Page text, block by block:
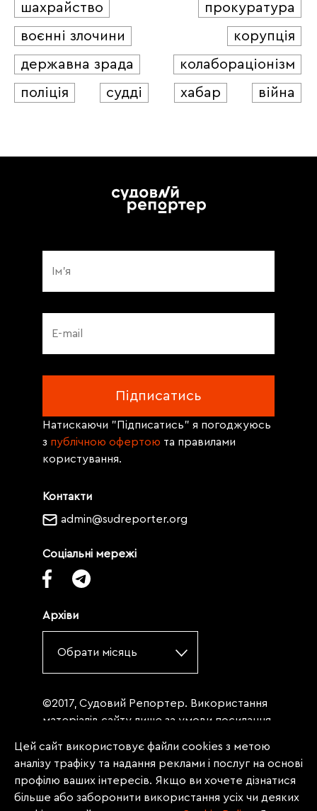
шахрайство
прокуратура
воєнні злочини
корупція
державна зрада
колабораціонізм
поліція
судді хабар війна
Контакти
admin@sudreporter.org
Соціальні мережі
Архіви
Обрати місяць
Натискаючи "Підписатись" я погоджуюсь
з публічною офертою та правилами
користування.
©2017, Судовий Репортер. Використання
матеріалів сайту лише за умови посилання
«Судовий репортер» не нижче третього
абзацу. Матеріали, щодо яких міститься
заборона на повну републікацію
(передрук, копіювання, відтворення або
Цей сайт використовує файли cookies з метою
аналізу трафіку та надання реклами і послуг на основі
профілю ваших інтересів. Якщо ви хочете дізнатися
більше або заборонити використання усіх чи деяких